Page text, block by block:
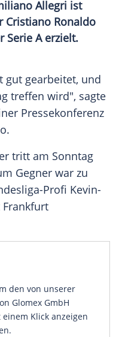
Allegri ist
Cristiano Ronaldo
Serie A erzielt.
gut gearbeitet, und
treffen wird", sagte
Pressekonferenz
.
tritt am Sonntag
Gegner war zu
Profi Kevin-
den von unserer
Glomex GmbH
Klick anzeigen